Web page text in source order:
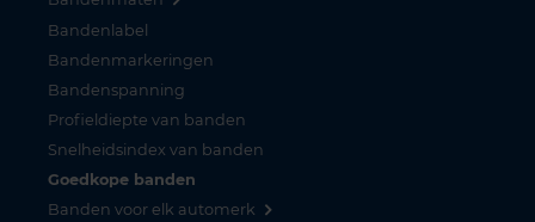
Bandenlabel
Bandenmarkeringen
Bandenspanning
Profieldiepte van banden
Snelheidsindex van banden
Goedkope banden
Banden voor elk automerk